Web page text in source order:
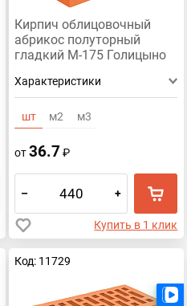
Кирпич облицовочный
абрикос полуторный
гладкий М-175 Голицыно
Характеристики
шт м2 м3
от36.7₽
– +
Купить в 1 клик
Код: 11729